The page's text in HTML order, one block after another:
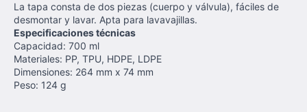
La tapa consta de dos piezas (cuerpo y válvula), fáciles de
desmontar y lavar. Apta para lavavajillas.
Especificaciones técnicas
Capacidad: 700 ml
Materiales: PP, TPU, HDPE, LDPE
Dimensiones: 264 mm x 74 mm
Peso: 124 g